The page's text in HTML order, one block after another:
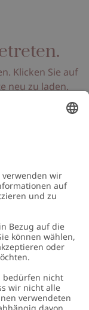
Klicken Sie auf
neu zu laden.